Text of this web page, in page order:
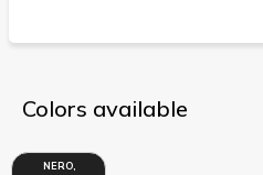
Colors available
NERO,